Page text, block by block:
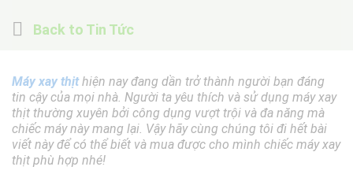
Back to Tin Tức
Máy xay thịt hiện nay đang dần trở thành người bạn đáng
tin cậy của mọi nhà. Người ta yêu thích và sử dụng máy xay
thịt thường xuyên bởi công dụng vượt trội và đa năng mà
chiếc máy này mang lại. Vậy hãy cùng chúng tôi đi hết bài
viết này để có thể biết và mua được cho mình chiếc máy xay
thịt phù hợp nhé!